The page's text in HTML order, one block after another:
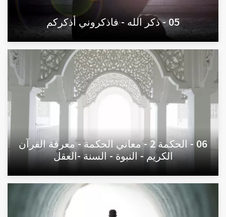
05 - ذكر الله - فاذكروني أذكركم
06 - الحكمة 2 - معاني الحكمة - معرفة القرآن
الكريم - النبوة - السنة -العقل